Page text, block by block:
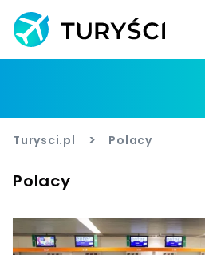
Turysci.pl > Polacy
Polacy